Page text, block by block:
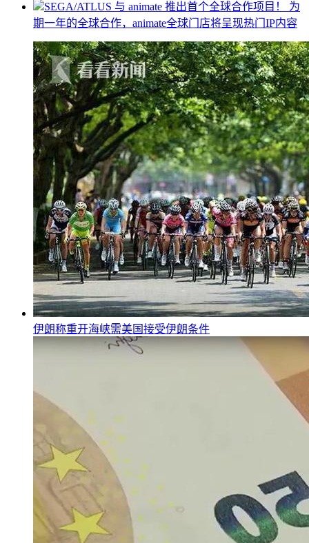
SEGA/ATLUS 与 animate 推出首个全球合作项目！ 为
期一年的全球合作，animate全球门店将呈现热门IP内容
伊朗称重开海峡需美国接受伊朗条件